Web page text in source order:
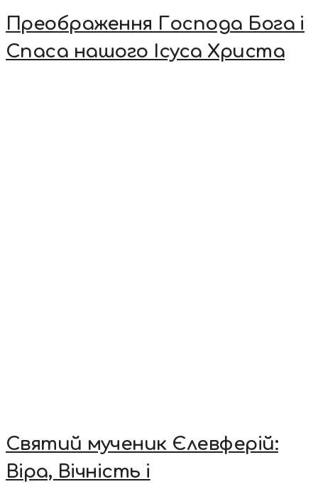
Преображення Господа Бога і
Спаса нашого Ісуса Христа
Святий мученик Єлевферій:
Віра, Вічність і